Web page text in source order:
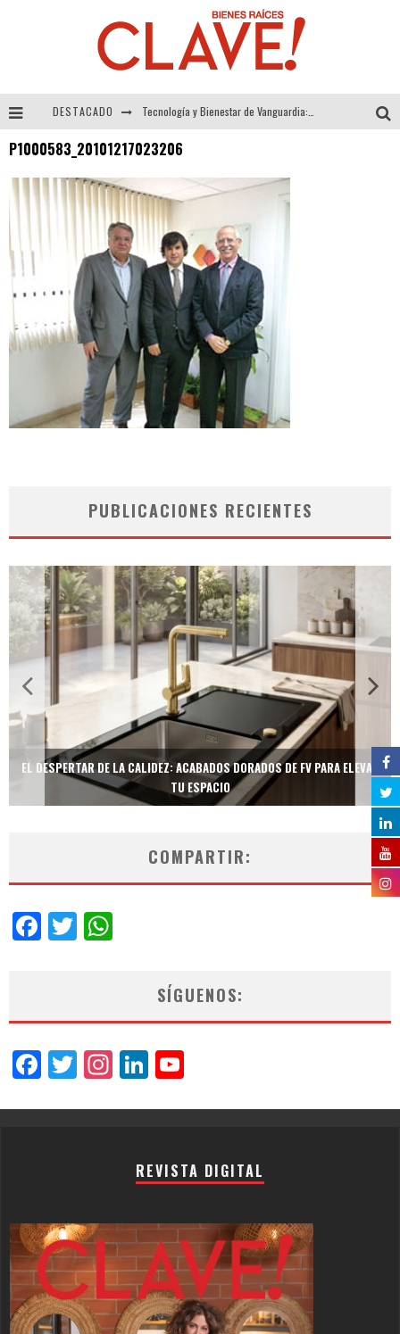
DESTACADO
P1000583_20101217023206
PUBLICACIONES RECIENTES
EL DESPERTAR DE LA CALIDEZ: ACABADOS DORADOS DE FV PARA ELEVAR
TU ESPACIO
COMPARTIR:
Facebook
Twitter
SÍGUENOS:
Facebook
Twitter
Instagram
LinkedIn
REVISTA DIGITAL